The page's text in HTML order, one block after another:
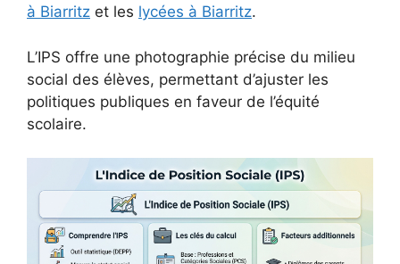
à Biarritz et les lycées à Biarritz.
L’IPS offre une photographie précise du milieu
social des élèves, permettant d’ajuster les
politiques publiques en faveur de l’équité
scolaire.